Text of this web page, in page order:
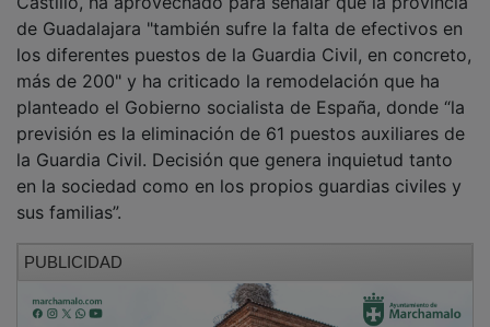
de Guadalajara "también sufre la falta de efectivos en
los diferentes puestos de la Guardia Civil, en concreto,
más de 200" y ha criticado la remodelación que ha
planteado el Gobierno socialista de España, donde “la
previsión es la eliminación de 61 puestos auxiliares de
la Guardia Civil. Decisión que genera inquietud tanto
en la sociedad como en los propios guardias civiles y
sus familias”.